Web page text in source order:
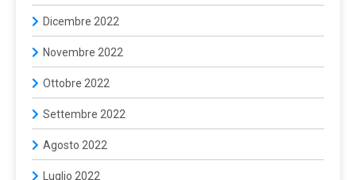
Dicembre 2022
Novembre 2022
Ottobre 2022
Settembre 2022
Agosto 2022
Luglio 2022